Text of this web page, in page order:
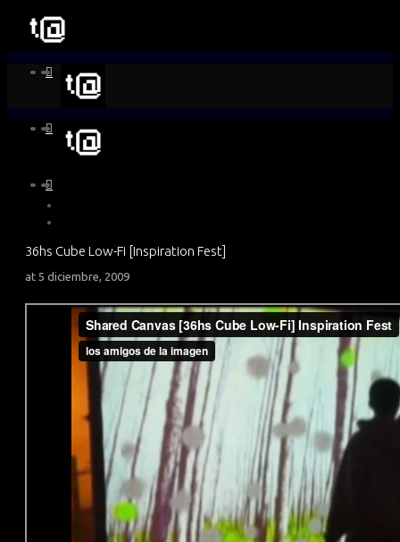
36hs Cube Low-Fi [Inspiration Fest]
at 5 diciembre, 2009